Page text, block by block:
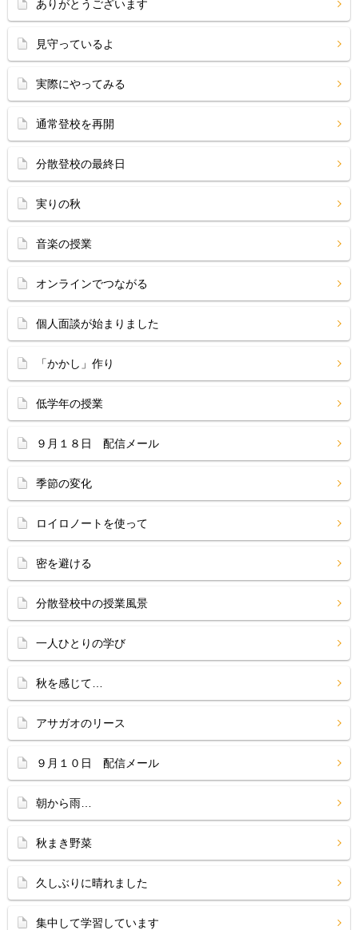
ありがとうございます
見守っているよ
実際にやってみる
通常登校を再開
分散登校の最終日
実りの秋
音楽の授業
オンラインでつながる
個人面談が始まりました
「かかし」作り
低学年の授業
９月１８日 配信メール
季節の変化
ロイロノートを使って
密を避ける
分散登校中の授業風景
一人ひとりの学び
秋を感じて…
アサガオのリース
９月１０日 配信メール
朝から雨…
秋まき野菜
久しぶりに晴れました
集中して学習しています